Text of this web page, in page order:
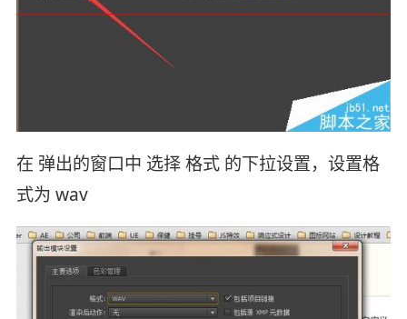
在 弹出的窗口中 选择 格式 的下拉设置，设置格
式为 wav